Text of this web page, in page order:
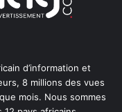
d’information et
8 millions des vues
mois. Nous sommes